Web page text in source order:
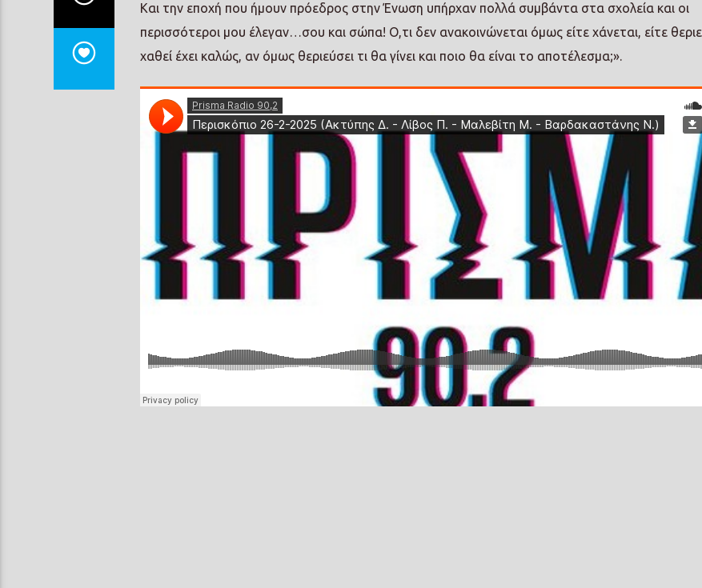
Και την εποχή που ήμουν πρόεδρος στην Ένωση υπήρχαν πολλά συμβάντα στα σχολεία και οι
περισσότεροι μου έλεγαν…σου και σώπα! Ο,τι δεν ανακοινώνεται όμως είτε χάνεται, είτε
χαθεί έχει καλώς, αν όμως θεριεύσει τι θα γίνει και ποιο θα είναι το αποτέλεσμα;».